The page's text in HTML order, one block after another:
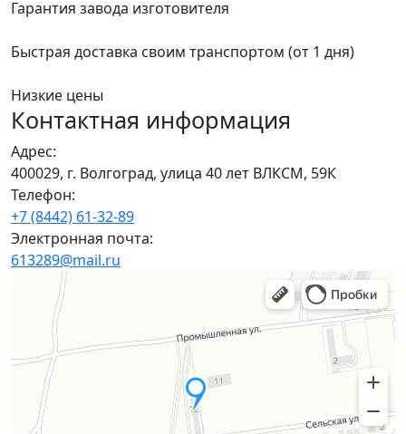
Гарантия завода изготовителя
Быстрая доставка своим транспортом (от 1 дня)
Низкие цены
Контактная информация
Адрес:
400029, г. Волгоград, улица 40 лет ВЛКСМ, 59К
Телефон:
+7 (8442) 61-32-89
Электронная почта:
613289@mail.ru